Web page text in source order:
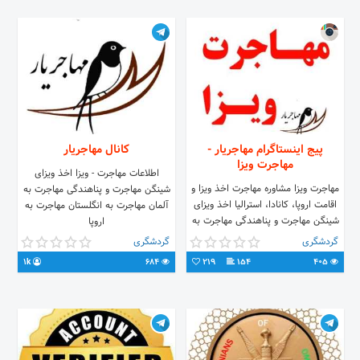
پیج اینستاگرام مهاجریار -
مهاجرت ویزا
مهاجرت ویزا مشاوره مهاجرت اخذ ویزا و
اقامت اروپا، کانادا، استرالیا اخذ ویزای
شینگن مهاجرت و پناهندگی مهاجرت به
آلمان مهاجرت به انگلستان مهاجرت به
اروپا
گردشگری
154
219
کانال مهاجریار
اطلاعات مهاجرت - ویزا اخذ ویزای
شینگن مهاجرت و پناهندگی مهاجرت به
آلمان مهاجرت به انگلستان مهاجرت به
اروپا
گردشگری
1k